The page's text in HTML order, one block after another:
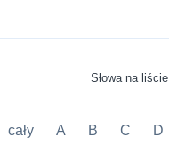
Słowa na liście
cały A B C D